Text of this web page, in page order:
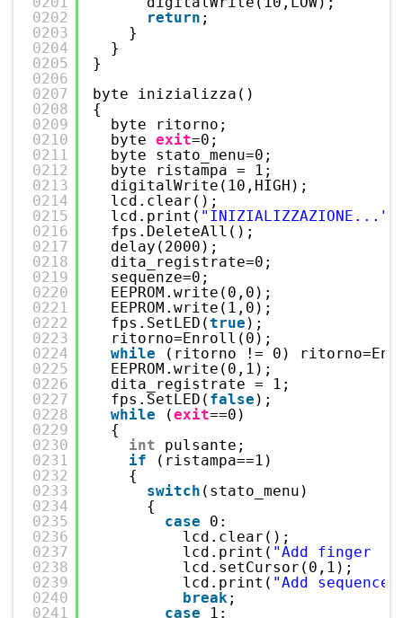
0202
0203
0204
0205
0206
0207
0208
0209
0210
0211
0212
0213
0214
0215
0216
0217
0218
0219
0220
0221
0222
0223
0224
0225
0226
0227
0228
0229
0230
0231
0232
0233
0234
0235
0236
0237
0238
0239
0240
0241
return ;
}
}
}
byte inizializza()
{
byte ritorno;
byte exit=0;
byte stato_menu=0;
byte ristampa = 1;
digitalWrite(10,HIGH);
lcd.clear();
lcd.print( "INIZIALIZZAZIONE..."
fps.DeleteAll();
delay(2000);
dita_registrate=0;
sequenze=0;
EEPROM.write(0,0);
EEPROM.write(1,0);
fps.SetLED(true );
ritorno=Enroll(0);
while
(ritorno != 0)
EEPROM.write(0,1);
dita_registrate = 1;
fps.SetLED( false );
while
(exit==0)
{
int
pulsante;
if
(ristampa==1)
{
switch (stato_menu)
{
case
0:
lcd.clear();
lcd.print( "Add finger
lcd.setCursor(0,1);
lcd.print( "Add sequence"
break;
case
1: